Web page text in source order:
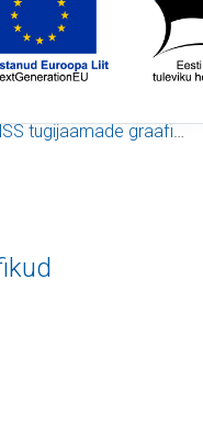
tugijaamade graafikud